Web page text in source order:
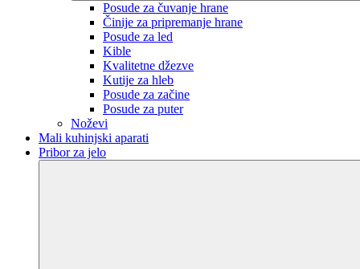
Posude za čuvanje hrane
Činije za pripremanje hrane
Posude za led
Kible
Kvalitetne džezve
Kutije za hleb
Posude za začine
Posude za puter
Noževi
Mali kuhinjski aparati
Pribor za jelo